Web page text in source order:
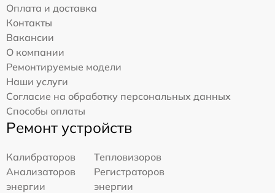
Оплата и доставка
Контакты
Вакансии
О компании
Ремонтируемые модели
Наши услуги
Согласие на обработку персональных данных
Способы оплаты
Ремонт устройств
Калибраторов
Тепловизоров
Анализаторов
энергии
Регистраторов
энергии